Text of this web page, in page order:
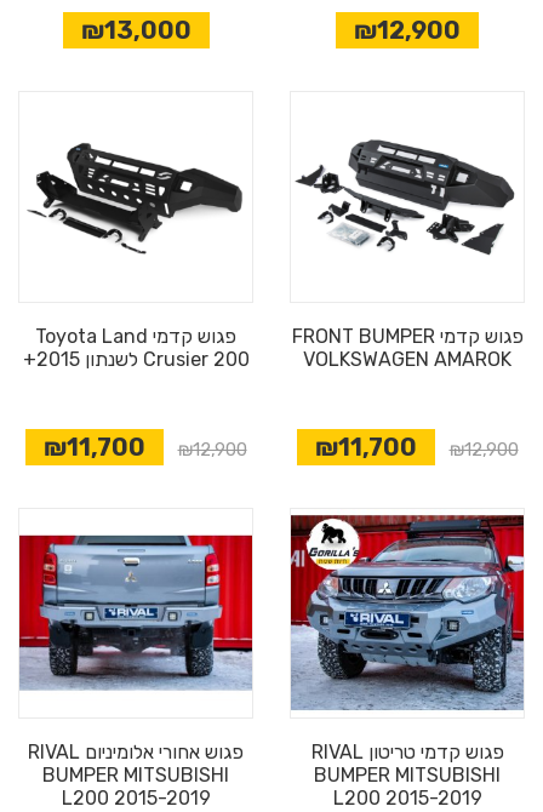
₪12,900
₪13,000
פגוש קדמי FRONT BUMPER
VOLKSWAGEN AMAROK
₪12,900
₪11,700
פגוש קדמי Toyota Land
Crusier 200 לשנתון 2015+
₪12,900
₪11,700
פגוש קדמי טריטון RIVAL
BUMPER MITSUBISHI
L200 2015-2019
פגוש אחורי אלומיניום RIVAL
BUMPER MITSUBISHI
L200 2015-2019